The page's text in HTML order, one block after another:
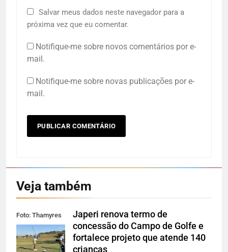
Salvar meus dados neste navegador para a
próxima vez que eu comentar.
Notifique-me sobre novos comentários por e-
mail.
Notifique-me sobre novas publicações por e-
mail.
Veja também
Foto: Thamyres
Cardoso
Japeri renova termo de
concessão do Campo de Golfe e
fortalece projeto que atende 140
crianças